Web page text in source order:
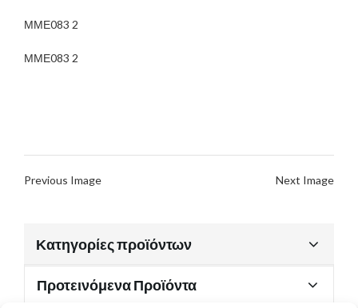
ΜΜΕ083 2
ΜΜΕ083 2
Previous Image Next Image
Κατηγορίες προϊόντων
Προτεινόμενα Προϊόντα